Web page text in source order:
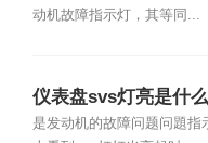
动机故障指示灯，其等同...
仪表盘svs灯亮是什
是发动机的故障问题问題指